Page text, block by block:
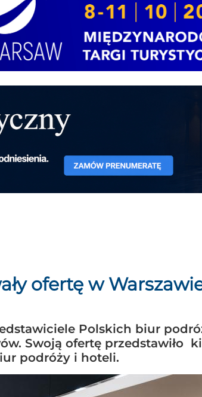
ofertę w
Polskich biur
Swoją ofertę przedstawiło
podróży i hoteli.